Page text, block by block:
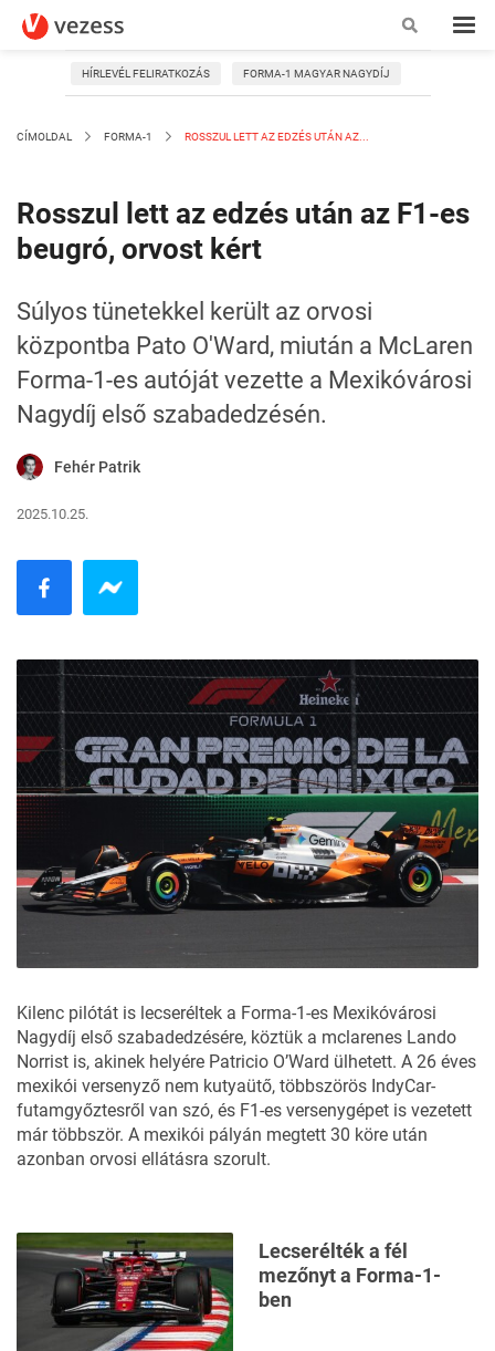
HÍRLEVÉL FELIRATKOZÁS FORMA-1 MAGYAR NAGYDÍJ
CÍMOLDAL FORMA-1 ROSSZUL LETT AZ EDZÉS UTÁN AZ...
Rosszul lett az edzés után az F1-es
beugró, orvost kért
Súlyos tünetekkel került az orvosi
központba Pato O'Ward, miután a McLaren
Forma-1-es autóját vezette a Mexikóvárosi
Nagydíj első szabadedzésén.
Fehér Patrik
2025.10.25.
Kilenc pilótát is lecseréltek a Forma-1-es Mexikóvárosi
Nagydíj első szabadedzésére, köztük a mclarenes Lando
Norrist is, akinek helyére Patricio O’Ward ülhetett. A 26 éves
mexikói versenyző nem kutyaütő, többszörös IndyCar-
futamgyőztesről van szó, és F1-es versenygépet is vezetett
már többször. A mexikói pályán megtett 30 köre után
azonban orvosi ellátásra szorult.
Lecserélték a fél
mezőnyt a Forma-1-
ben